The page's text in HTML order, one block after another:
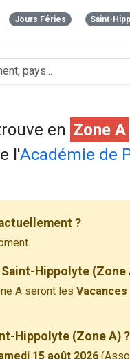
Jours Féries Saint-
en Zone A
l'Académie de
?
Hippolyte (Zone
A seront les Vacances
Hippolyte (Zone A) ?
15 août 2026